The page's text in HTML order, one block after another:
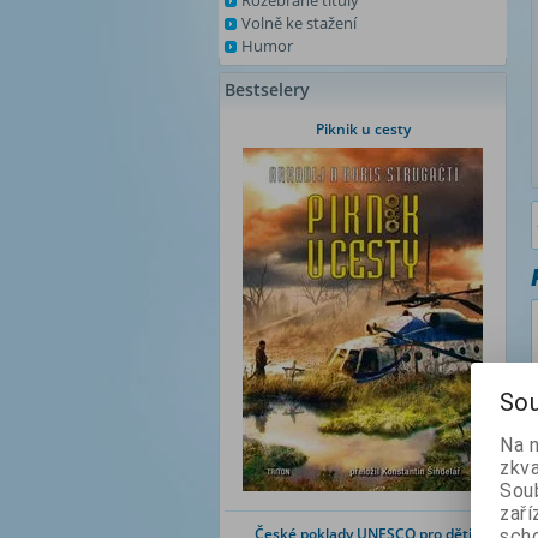
Volně ke stažení
Humor
Bestselery
Piknik u cesty
České poklady UNESCO pro děti
Na